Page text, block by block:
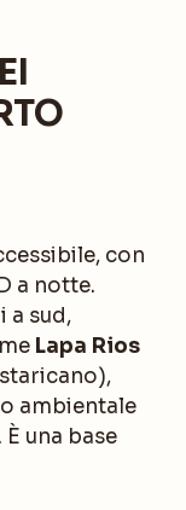
con
a notte.
a sud,
Lapa Rios
ambientale
una base